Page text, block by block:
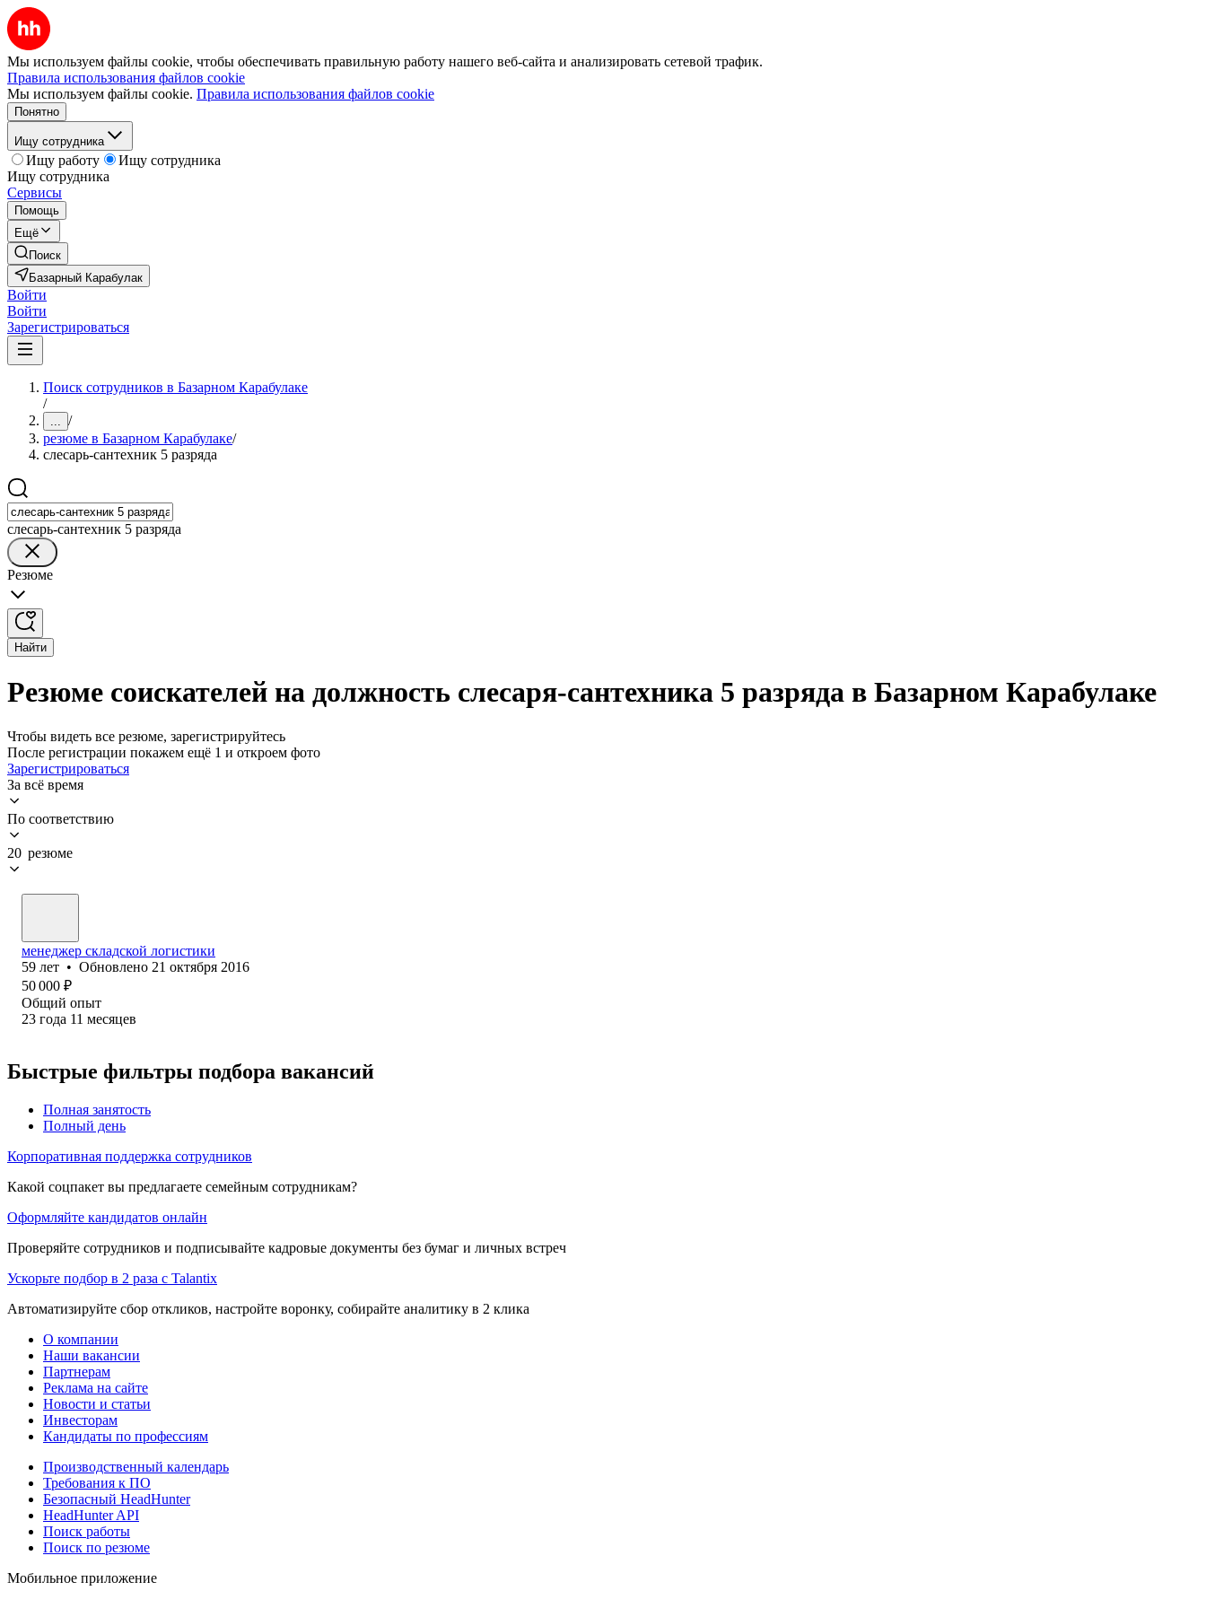
Мы используем файлы cookie, чтобы обеспечивать правильную работу нашего веб-сайта и анализировать сетевой трафик.
Правила использования файлов cookie
Мы используем файлы cookie. Правила использования файлов cookie
Понятно
Ищу сотрудника
Ищу работу
Ищу сотрудника
Ищу сотрудника
Сервисы
Помощь
Ещё
Поиск
Базарный Карабулак
Войти
Войти
Зарегистрироваться
Поиск сотрудников в Базарном Карабулаке
/
... /
резюме в Базарном Карабулаке/
слесарь-сантехник 5 разряда
слесарь-сантехник 5 разряда
Резюме
Найти
Резюме соискателей на должность слесаря-сантехника 5 разряда в Базарном Карабулаке
Чтобы видеть все резюме, зарегистрируйтесь
После регистрации покажем ещё 1 и откроем фото
Зарегистрироваться
За всё время
По соответствию
20 резюме
менеджер складской логистики
59 лет • Обновлено 21 октября 2016
50 000 ₽
Общий опыт
23 года 11 месяцев
Быстрые фильтры подбора вакансий
Полная занятость
Полный день
Корпоративная поддержка сотрудников
Какой соцпакет вы предлагаете семейным сотрудникам?
Оформляйте кандидатов онлайн
Проверяйте сотрудников и подписывайте кадровые документы без бумаг и личных встреч
Ускорьте подбор в 2 раза с Talantix
Автоматизируйте сбор откликов, настройте воронку, собирайте аналитику в 2 клика
О компании
Наши вакансии
Партнерам
Реклама на сайте
Новости и статьи
Инвесторам
Кандидаты по профессиям
Производственный календарь
Требования к ПО
Безопасный HeadHunter
HeadHunter API
Поиск работы
Поиск по резюме
Мобильное приложение